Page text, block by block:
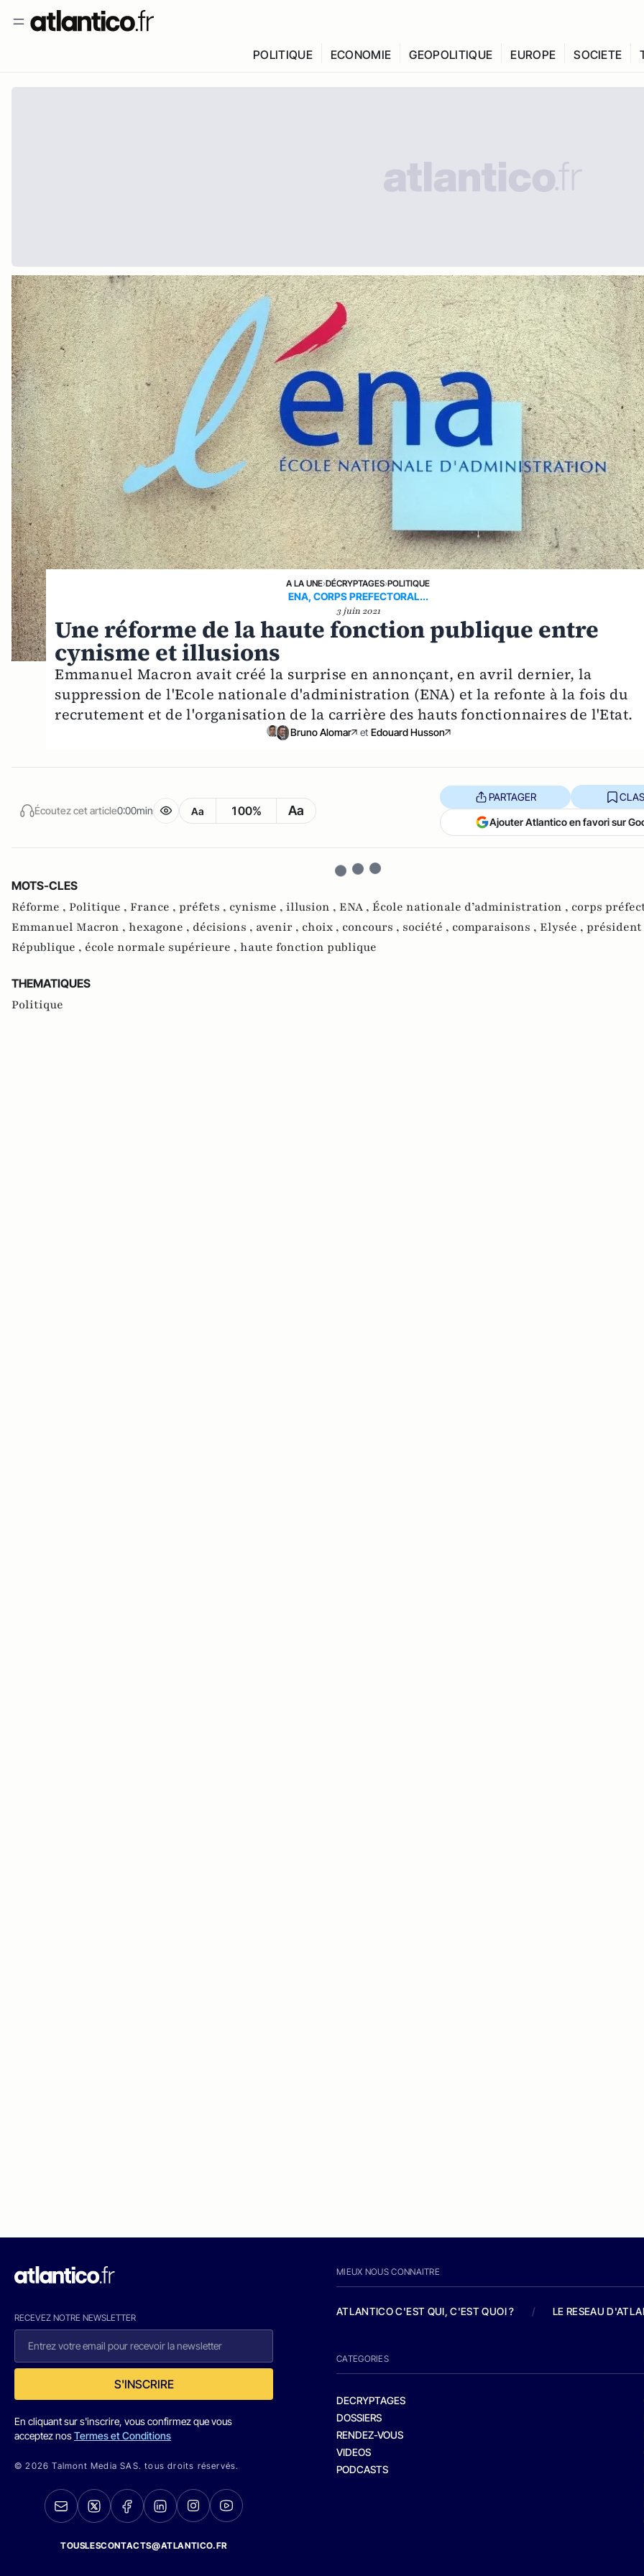
POLITIQUE ECONOMIE GEOPOLITIQUE EUROPE SOCIETE
A LA UNE›DÉCRYPTAGES›POLITIQUE
ENA, CORPS PREFECTORAL...
3 juin 2021
Une réforme de la haute fonction publique entre
cynisme et illusions
Emmanuel Macron avait créé la surprise en annonçant, en avril dernier, la
suppression de l'Ecole nationale d'administration (ENA) et la refonte à la fois du
recrutement et de l'organisation de la carrière des hauts fonctionnaires de l'Etat.
Bruno Alomar et Edouard Husson
Écoutez cet article0:00min Aa 100% Aa
PARTAGER
Ajouter Atlantico en favori sur
MOTS-CLES
Réforme , Politique , France , préfets , cynisme , illusion , ENA , École nationale d’administration , corps
Emmanuel Macron , hexagone , décisions , avenir , choix , concours , société , comparaisons , Elysée , président
République , école normale supérieure , haute fonction publique
THEMATIQUES
Politique
RECEVEZ NOTRE NEWSLETTER
S'INSCRIRE
En cliquant sur s'inscrire, vous confirmez que vous
acceptez nosTermes et Conditions
© 2026 Talmont Media SAS. tous droits réservés.
TOUSLESCONTACTS@ATLANTICO.FR
MIEUX NOUS CONNAITRE
ATLANTICO C'EST QUI, C'EST QUOI ? / LE RESEAU
CATEGORIES
DECRYPTAGES
DOSSIERS
RENDEZ-VOUS
VIDEOS
PODCASTS